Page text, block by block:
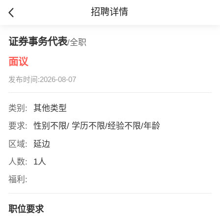
招聘详情
证券事务代表/全职
面议
发布时间:2026-08-07
类别:
其他类型
要求:
性别不限/ 学历不限/经验不限/年龄
区域:
延边
人数:
1人
福利:
职位要求